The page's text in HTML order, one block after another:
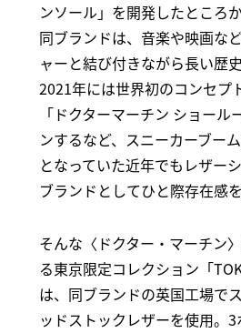
ンソール」を開発したところ
同ブランドは、音楽や映画な
ャーと結び付きながら長い歴
2021年には世界初のコンセプ
「ドクターマーチン ショール
ンするなど、スニーカーブー
となっていた近年でもレザー
ブランドとしてひと際存在感
そんな〈ドクター・マーチン
る東京限定コレクション「
は、同ブランドの英国工場で
ッドストックレザーを使用。